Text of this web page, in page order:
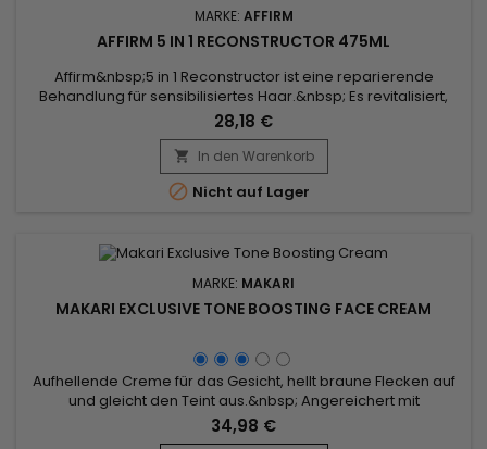
MARKE: AFFIRM
AFFIRM 5 IN 1 RECONSTRUCTOR 475ML
Affirm&nbsp;5 in 1 Reconstructor ist eine reparierende
Behandlung für sensibilisiertes Haar.&nbsp; Es revitalisiert,
richtet die Nagelhaut neu aus und minimiert Brüche.&nbsp;
Angereichert mit Keratin und Karité-Butter ist Affirm 5 in 1
Reconstructor die ideale Behandlung, um sensibilisiertes
Haar mit Feuchtigkeit zu versorgen und zu nähren, um...
28,18 €
 In den Warenkorb
 Nicht auf Lager
MARKE: MAKARI
MAKARI EXCLUSIVE TONE BOOSTING FACE CREAM
Aufhellende Creme für das Gesicht, hellt braune Flecken auf
und gleicht den Teint aus.&nbsp; Angereichert mit
Maulbeerwurzelextrakt, der für seine aufhellende und gegen
dunkle Flecken wirkende Wirkung bekannt ist, sorgt die
34,98 €